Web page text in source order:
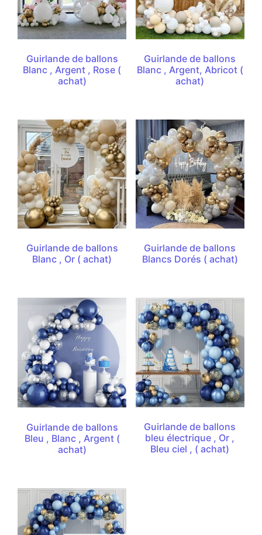
Guirlande de ballons
Blanc , Argent , Rose (
achat)
Guirlande de ballons
Blanc , Argent, Abricot (
achat)
Guirlande de ballons
Blanc , Or ( achat)
Guirlande de ballons
Blancs Dorés ( achat)
Guirlande de ballons
Bleu , Blanc , Argent (
achat)
Guirlande de ballons
bleu électrique , Or ,
Bleu ciel , ( achat)